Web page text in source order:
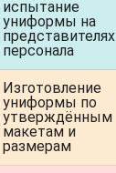
испытание
униформы на
представителях
персонала
Изготовление
униформы по
утверждённым
макетам и
размерам